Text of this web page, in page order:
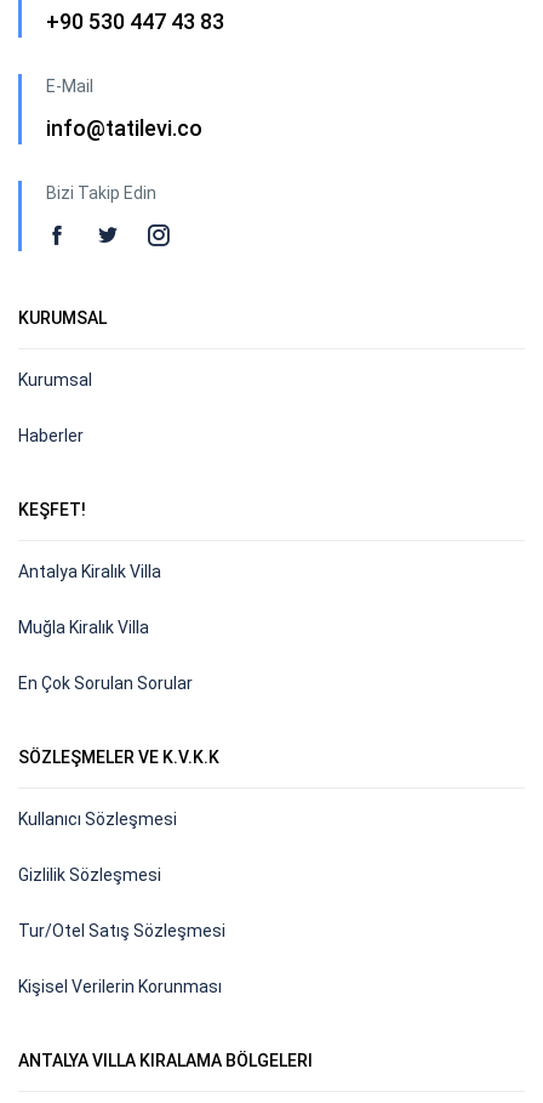
+90 530 447 43 83
E-Mail
info@tatilevi.co
Bizi Takip Edin
KURUMSAL
Kurumsal
Haberler
KEŞFET!
Antalya Kiralık Villa
Muğla Kiralık Villa
En Çok Sorulan Sorular
SÖZLEŞMELER VE K.V.K.K
Kullanıcı Sözleşmesi
Gizlilik Sözleşmesi
Tur/Otel Satış Sözleşmesi
Kişisel Verilerin Korunması
ANTALYA VILLA KIRALAMA BÖLGELERI